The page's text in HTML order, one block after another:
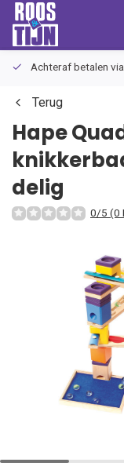
Achteraf betalen
Terug
Hape
delig
0/5 (0